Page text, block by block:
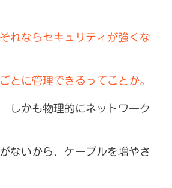
れならセキュリティが強くな
とに管理できるってことか。
しかも物理的にネットワーク
ないから、ケーブルを増やさ